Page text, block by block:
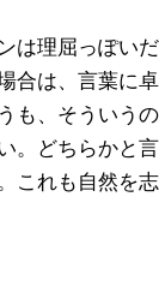
は理屈っぽい
合は、言葉に
も、そういう
。どちらかと
れも自然を